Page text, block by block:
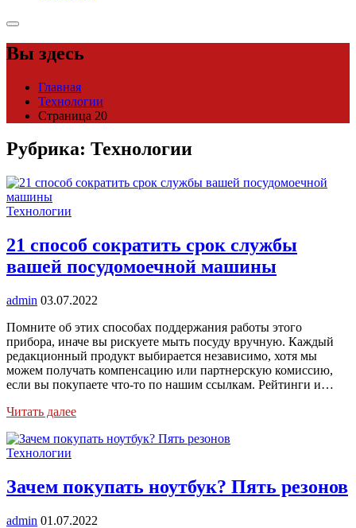
Вы здесь
Главная
Технологии
Страница 20
Рубрика: Технологии
Технологии
21 способ сократить срок службы
вашей посудомоечной машины
admin 03.07.2022
Помните об этих способах поддержания работы этого
прибора, иначе вы рискуете мыть посуду вручную. Каждый
редакционный продукт выбирается независимо, хотя мы
можем получать компенсацию или партнерскую комиссию,
если вы покупаете что-то по нашим ссылкам. Рейтинги и…
Читать далее
Технологии
Зачем покупать ноутбук? Пять резонов
admin 01.07.2022